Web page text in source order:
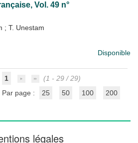
, Vol. 49 n°
; T. Unestam
Disponible
1
(1 - 29 / 29)
Par page :
25 50 100 200
légales